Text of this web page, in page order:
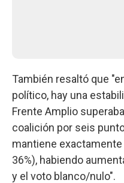
También resaltó que
político, hay una
Frente Amplio
coalición por seis
mantiene
36%), habiendo
y el voto blanco/nulo".